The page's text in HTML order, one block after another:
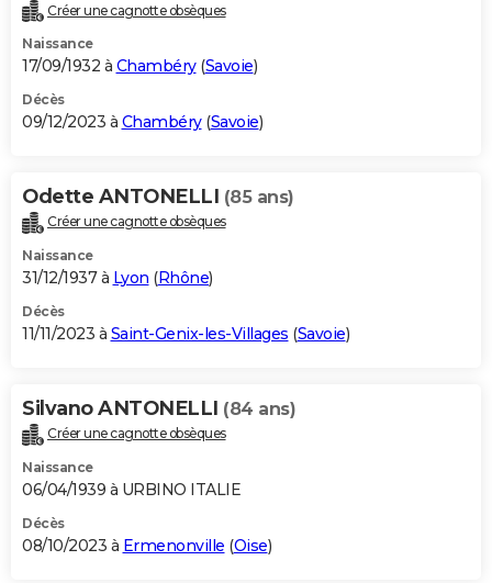
Créer une cagnotte obsèques
Naissance
17/09/1932 à Chambéry(Savoie)
Décès
09/12/2023 à Chambéry(Savoie)
Odette ANTONELLI (85 ans)
Créer une cagnotte obsèques
Naissance
31/12/1937 à Lyon (Rhône)
Décès
11/11/2023 à Saint-Genix-les-Villages (Savoie)
Silvano ANTONELLI (84 ans)
Créer une cagnotte obsèques
Naissance
06/04/1939 à URBINO ITALIE
Décès
08/10/2023 à Ermenonville (Oise)